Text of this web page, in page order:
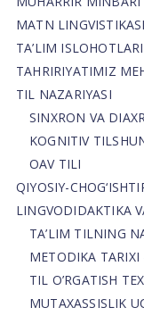
MATN LINGVISTIKASI
TA’LIM
TAHRIRIYATIMIZ
TIL NAZARIYASI
SINXRON VA
KOGNITIV
OAV TILI
QIYOSIY-
LINGVODIDAKTIKA
TA’LIM TILNING
METODIKA
TIL O’RGATISH
MUTAXASSISLIK